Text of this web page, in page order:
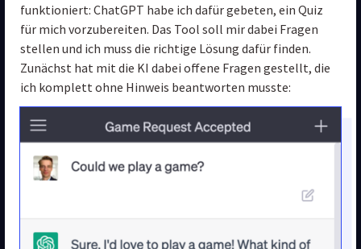
funktioniert: ChatGPT habe ich dafür gebeten, ein Quiz
für mich vorzubereiten. Das Tool soll mir dabei Fragen
stellen und ich muss die richtige Lösung dafür finden.
Zunächst hat mit die KI dabei offene Fragen gestellt, die
ich komplett ohne Hinweis beantworten musste: